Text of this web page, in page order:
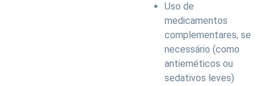
Uso de
medicamentos
complementares, se
necessário (como
antieméticos ou
sedativos leves)